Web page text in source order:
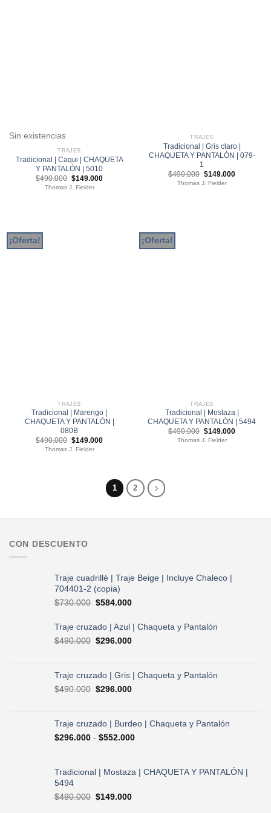
Sin existencias
TRAJES
Tradicional | Caqui | CHAQUETA
Y PANTALÓN | 5010
$490.000 El
precio
original
$149.000El
Thomas J. Fielder
TRAJES
Tradicional | Gris claro |
CHAQUETA Y PANTALÓN | 079-
1
$490.000 El
precio
original
$149.000El
Thomas J. Fielder
¡Oferta!
TRAJES
Tradicional | Marengo |
CHAQUETA Y PANTALÓN |
080B
$490.000 El
precio
original
$149.000El
Thomas J. Fielder
¡Oferta!
TRAJES
Tradicional | Mostaza |
CHAQUETA Y PANTALÓN | 5494
$490.000 El
precio
original
$149.000El
Thomas J. Fielder
1 2
CON DESCUENTO
Traje cuadrillé | Traje Beige | Incluye Chaleco |
704401-2 (copia)
$730.000 El
original
era:
$730.000.
$584.000El
actual
es:
Traje cruzado | Azul | Chaqueta y Pantalón
$490.000 El
era:
$490.000.
$296.000El
es:
Traje cruzado | Gris | Chaqueta y Pantalón
$490.000 El
era:
$490.000.
$296.000El
es:
$296.000.
Traje cruzado | Burdeo | Chaqueta y Pantalón
$296.000 - $552.000Rango
desde
Tradicional | Mostaza | CHAQUETA Y PANTALÓN |
5494
$490.000 El
$149.000El